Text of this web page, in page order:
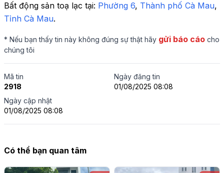
Bất động sản toạ lạc tại: Phường 6, Thành phố Cà Mau,
Tỉnh Cà Mau.
* Nếu bạn thấy tin này không đúng sự thật hãy gửi báo cáo cho
chúng tôi
Mã tin
2918
Ngày đăng tin
01/08/2025 08:08
Ngày cập nhật
01/08/2025 08:08
Có thể bạn quan tâm